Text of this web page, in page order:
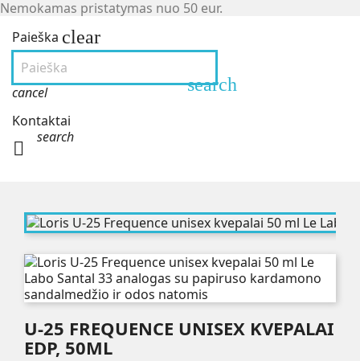
Nemokamas pristatymas nuo 50 eur.
Paieška clear
search
cancel
Kontaktai

search
U-25 FREQUENCE UNISEX KVEPALAI
EDP, 50ML